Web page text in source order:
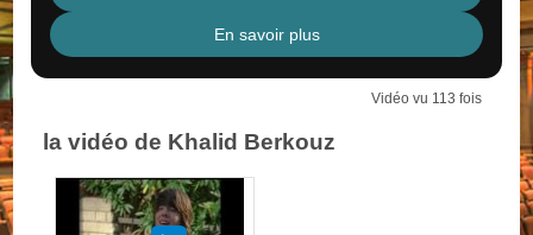
En savoir plus
Vidéo vu 113 fois
la vidéo de Khalid Berkouz